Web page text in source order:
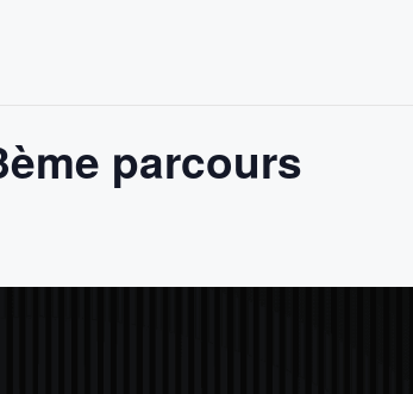
parcours